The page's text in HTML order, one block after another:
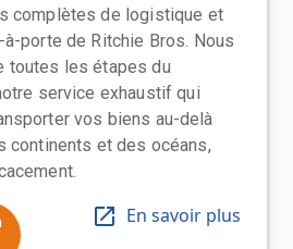
complètes de logistique et
porte de Ritchie Bros. Nous
toutes les étapes du
service exhaustif qui
vos biens au-delà
continents et des océans,
En savoir plus